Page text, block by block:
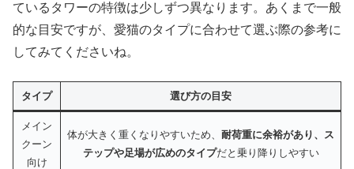
ているタワーの特徴は少しずつ異なります。あくまで一般
的な目安ですが、愛猫のタイプに合わせて選ぶ際の参考に
してみてくださいね。
タイプ 選び方の目安
メイン
クーン
向け
体が大きく重くなりやすいため、 耐荷重に余裕があり、ス
テップや足場が広めのタイプだと乗り降りしやすい